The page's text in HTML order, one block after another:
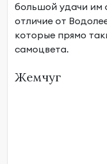
большой удачи им
отличие от
которые прямо
самоцвета.
Жемчуг